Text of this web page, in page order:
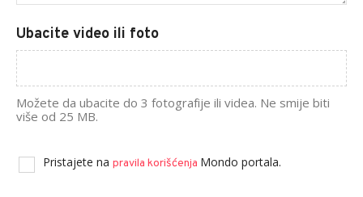
Ubacite video ili foto
Možete da ubacite do 3 fotografije ili videa. Ne smije biti
više od 25 MB.
Pristajete na pravila korišćenja Mondo portala.